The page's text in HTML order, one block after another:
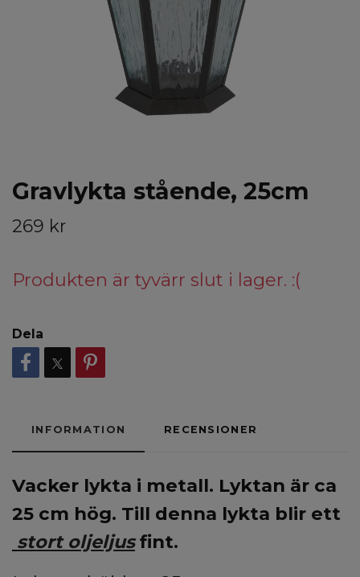
Gravlykta stående, 25cm
269 kr
Produkten är tyvärr slut i lager. :(
Dela
INFORMATION RECENSIONER
Vacker lykta i metall. Lyktan är ca
25 cm hög. Till denna lykta blir ett
stort oljeljusfint.